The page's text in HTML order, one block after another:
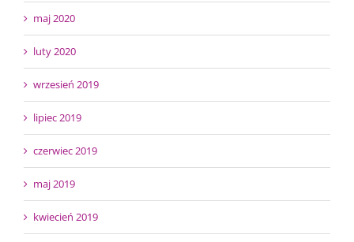
maj 2020
luty 2020
wrzesień 2019
lipiec 2019
czerwiec 2019
maj 2019
kwiecień 2019